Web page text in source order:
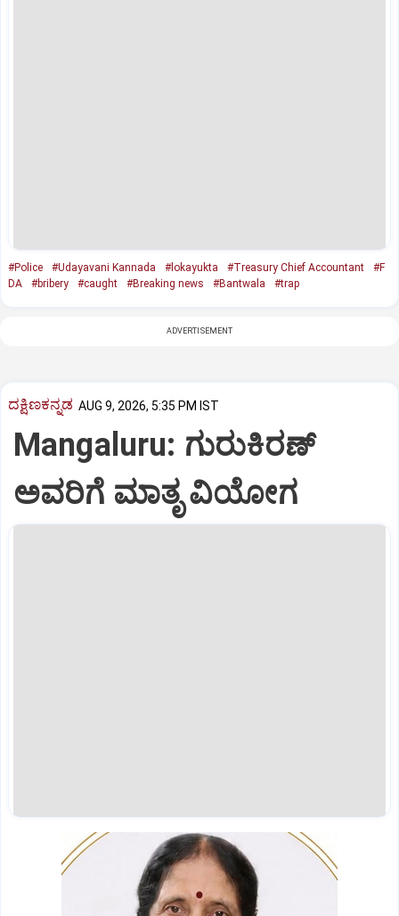
#Police #Udayavani Kannada #lokayukta #Treasury Chief Accountant
#F
DA
#bribery #caught #Breaking news #Bantwala #trap
ADVERTISEMENT
ದಕ್ಷಿಣಕನ್ನಡ AUG 9, 2026, 5:35 PM IST
Mangaluru: ಗುರುಕಿರಣ್
ಅವರಿಗೆ ಮಾತೃ ವಿಯೋಗ